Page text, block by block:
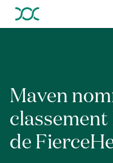
Maven
classement
de